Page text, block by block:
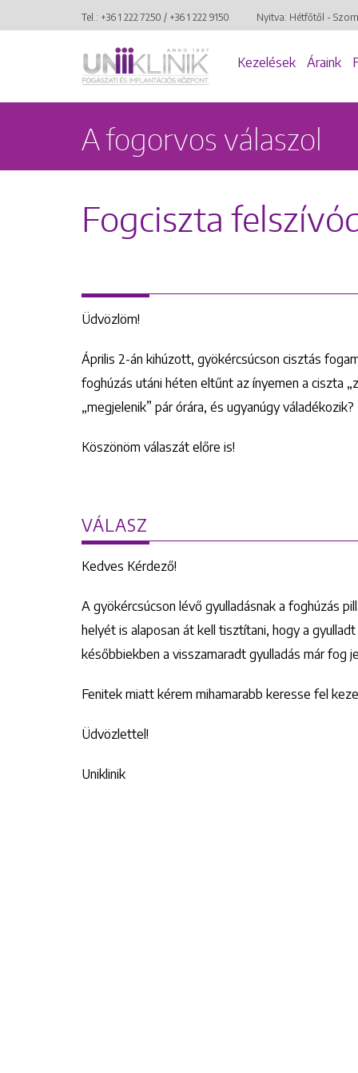
Tel.: +36 1 222 7250 / +36 1 222 9150 Nyitva: Hétfőtől -
Kezelések Áraink
A fogorvos válaszol
Fogciszta
Üdvözlöm!
Április 2-án kihúzott, gyökércsúcson cisztás
foghúzás utáni héten eltűnt az ínyemen a ciszta
„megjelenik” pár órára, és ugyanúgy
Köszönöm válaszát előre is!
VÁLASZ
Kedves Kérdező!
A gyökércsúcson lévő gyulladásnak a foghúzás
helyét is alaposan át kell tisztítani, hogy a
későbbiekben a visszamaradt gyulladás már fog
Fenitek miatt kérem mihamarabb keresse fel
Üdvözlettel!
Uniklinik